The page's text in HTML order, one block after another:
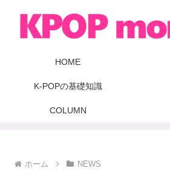
HOME
K-POPの基礎知識
COLUMN
ホーム NEWS